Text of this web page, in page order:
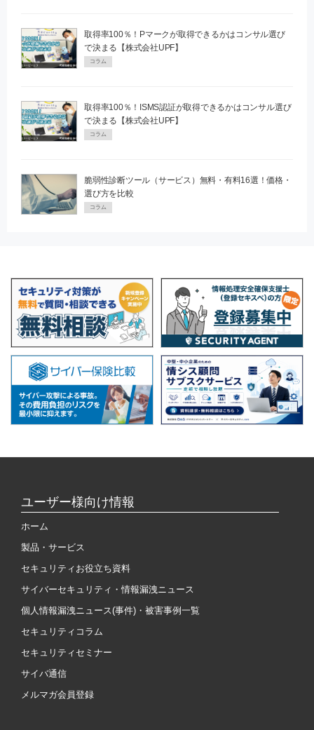
取得率100％！Pマークが取得できるかはコンサル選び
で決まる【株式会社UPF】
コラム
取得率100％！ISMS認証が取得できるかはコンサル選び
で決まる【株式会社UPF】
コラム
脆弱性診断ツール（サービス）無料・有料16選！価格・
選び方を比較
コラム
ユーザー様向け情報
ホーム
製品・サービス
セキュリティお役立ち資料
サイバーセキュリティ・情報漏洩ニュース
個人情報漏洩ニュース(事件)・被害事例一覧
セキュリティコラム
セキュリティセミナー
サイバ通信
メルマガ会員登録